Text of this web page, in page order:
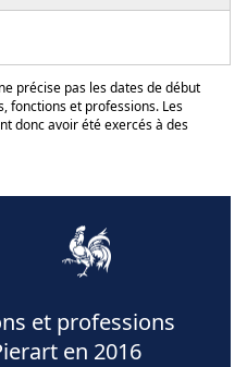
précise pas les dates de début
fonctions et professions. Les
donc avoir été exercés à des
et professions
en 2016